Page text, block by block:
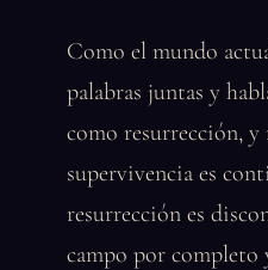
Como el mundo
palabras juntas y
como resurrección, y
supervivencia es
resurrección es
campo por completo